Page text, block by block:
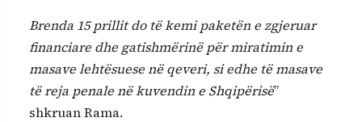
Brenda 15 prillit do të kemi paketën e zgjeruar
financiare dhe gatishmërinë për miratimin e
masave lehtësuese në qeveri, si edhe të masave
të reja penale në kuvendin e Shqipërisë”
shkruan Rama.